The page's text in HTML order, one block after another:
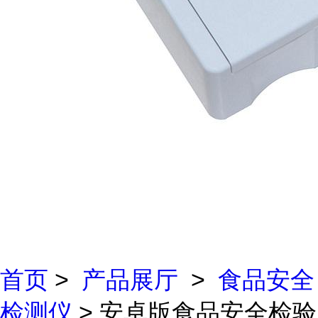
首页 > 产品展厅 > 食品安全
检测仪 > 安卓版食品安全检验